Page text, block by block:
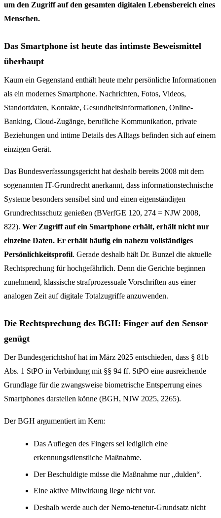
um den Zugriff auf den gesamten digitalen Lebensbereich eines
Menschen.
Das Smartphone ist heute das intimste Beweismittel
überhaupt
Kaum ein Gegenstand enthält heute mehr persönliche Informationen
als ein modernes Smartphone. Nachrichten, Fotos, Videos,
Standortdaten, Kontakte, Gesundheitsinformationen, Online-
Banking, Cloud-Zugänge, berufliche Kommunikation, private
Beziehungen und intime Details des Alltags befinden sich auf einem
einzigen Gerät.
Das Bundesverfassungsgericht hat deshalb bereits 2008 mit dem
sogenannten IT-Grundrecht anerkannt, dass informationstechnische
Systeme besonders sensibel sind und einen eigenständigen
Grundrechtsschutz genießen (BVerfGE 120, 274 = NJW 2008,
822). Wer Zugriff auf ein Smartphone erhält, erhält nicht nur
einzelne Daten. Er erhält häufig ein nahezu vollständiges
Persönlichkeitsprofil. Gerade deshalb hält Dr. Bunzel die aktuelle
Rechtsprechung für hochgefährlich. Denn die Gerichte beginnen
zunehmend, klassische strafprozessuale Vorschriften aus einer
analogen Zeit auf digitale Totalzugriffe anzuwenden.
Die Rechtsprechung des BGH: Finger auf den Sensor
genügt
Der Bundesgerichtshof hat im März 2025 entschieden, dass § 81b
Abs. 1 StPO in Verbindung mit §§ 94 ff. StPO eine ausreichende
Grundlage für die zwangsweise biometrische Entsperrung eines
Smartphones darstellen könne (BGH, NJW 2025, 2265).
Der BGH argumentiert im Kern:
Das Auflegen des Fingers sei lediglich eine
erkennungsdienstliche Maßnahme.
Der Beschuldigte müsse die Maßnahme nur „dulden“.
Eine aktive Mitwirkung liege nicht vor.
Deshalb werde auch der Nemo-tenetur-Grundsatz nicht